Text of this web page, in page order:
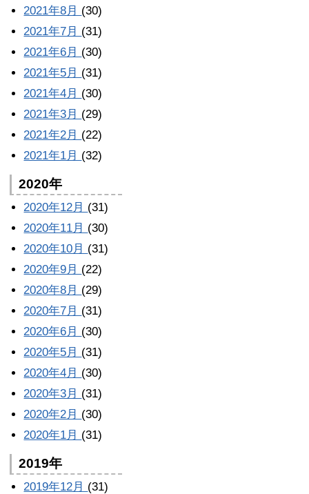
2021年8月 (30)
2021年7月 (31)
2021年6月 (30)
2021年5月 (31)
2021年4月 (30)
2021年3月 (29)
2021年2月 (22)
2021年1月 (32)
2020年
2020年12月 (31)
2020年11月 (30)
2020年10月 (31)
2020年9月 (22)
2020年8月 (29)
2020年7月 (31)
2020年6月 (30)
2020年5月 (31)
2020年4月 (30)
2020年3月 (31)
2020年2月 (30)
2020年1月 (31)
2019年
2019年12月 (31)